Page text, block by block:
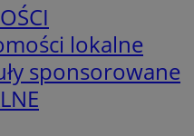
lokalne
sponsorowane